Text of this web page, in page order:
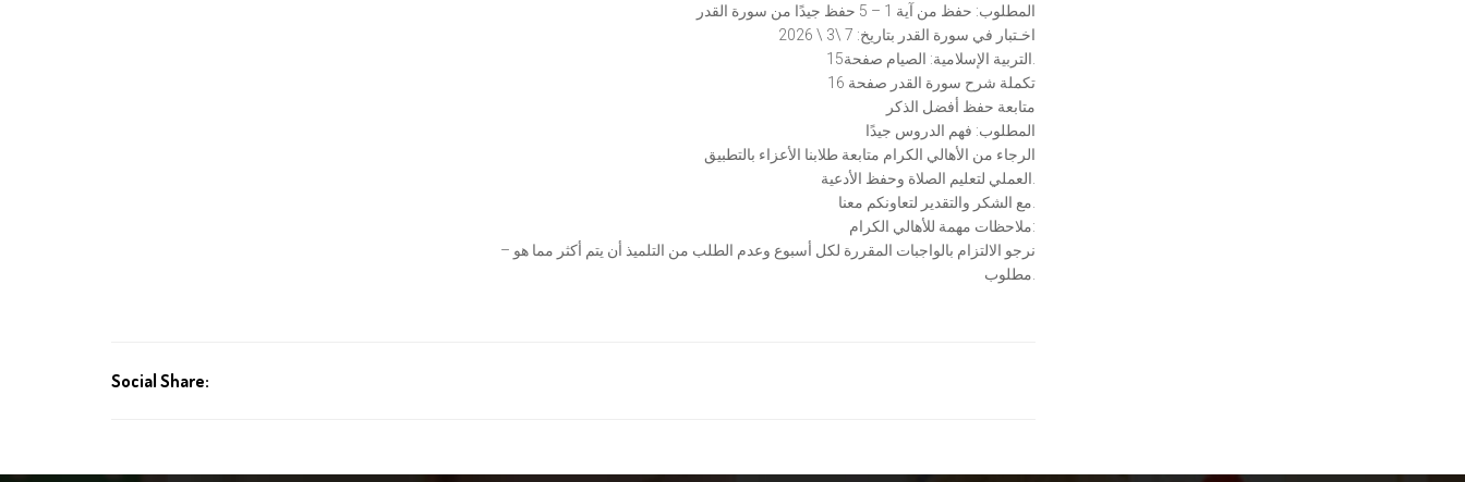
المطلوب: حفظ من آية 1 – 5 حفظ جيدًا من سورة القدر
اخـتبار في سورة القدر بتاريخ: 7 \3 \ 2026
تكملة شرح سورة القدر صفحة 16
متابعة حفظ أفضل الذكر
المطلوب: فهم الدروس جيدًا
الرجاء من الأهالي الكرام متابعة طلابنا الأعزاء بالتطبيق
ملاحظات مهمة للأهالي الكرام:
– نرجو الالتزام بالواجبات المقررة لكل أسبوع وعدم الطلب من التلميذ أن يتم أكثر مما هو
Social Share: